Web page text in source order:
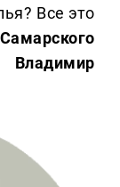
Все это
Владимир